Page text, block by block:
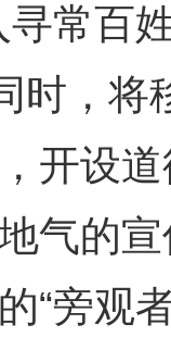
常百
时，将
开设
气的
“旁观